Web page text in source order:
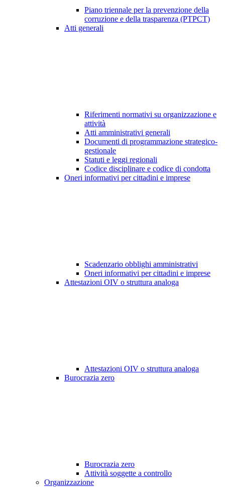
Piano triennale per la prevenzione della
corruzione e della trasparenza (PTPCT)
Atti generali
Riferimenti normativi su organizzazione e
attività
Atti amministrativi generali
Documenti di programmazione strategico-
gestionale
Statuti e leggi regionali
Codice disciplinare e codice di condotta
Oneri informativi per cittadini e imprese
Scadenzario obblighi amministrativi
Oneri informativi per cittadini e imprese
Attestazioni OIV o struttura analoga
Attestazioni OIV o struttura analoga
Burocrazia zero
Burocrazia zero
Attività soggette a controllo
Organizzazione